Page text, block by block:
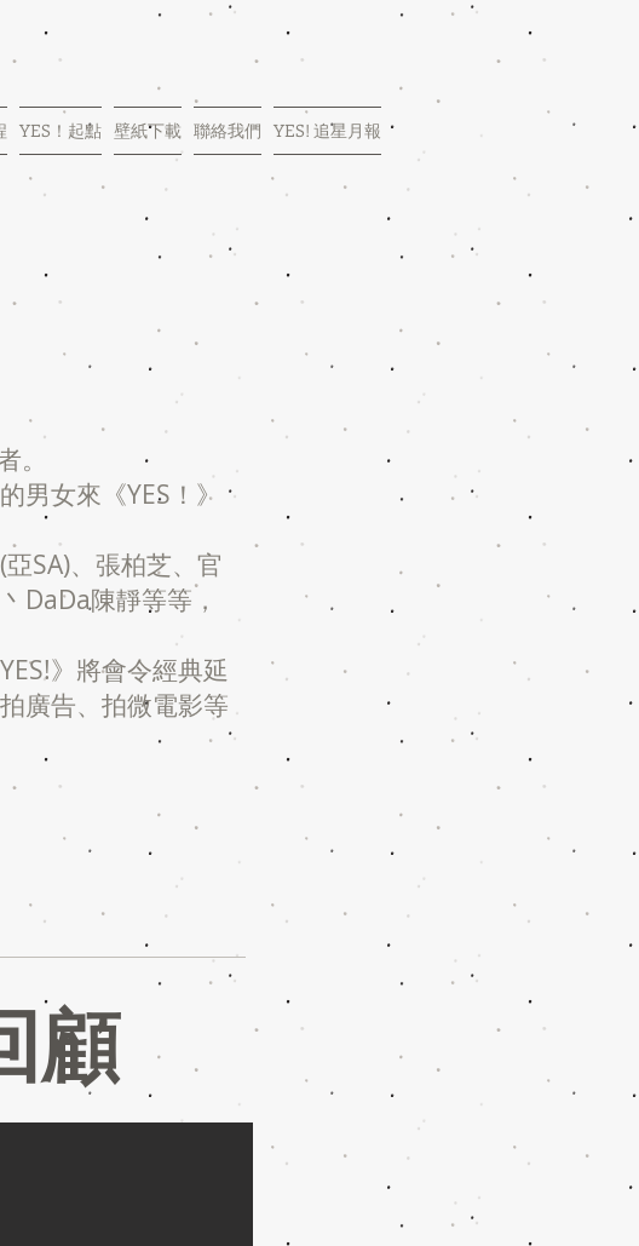
YES！起點 壁紙下載 聯絡我們 YES! 追星月報
。
男女來《YES！》
SA)、張柏芝、官
DaDa陳靜等等，
》將會令經典延
廣告、拍微電影等
顧